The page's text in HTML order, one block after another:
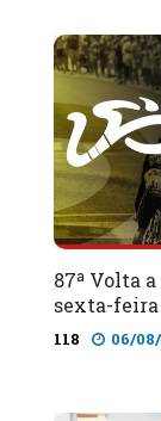
87ª Volta
sexta-feira
118 06/